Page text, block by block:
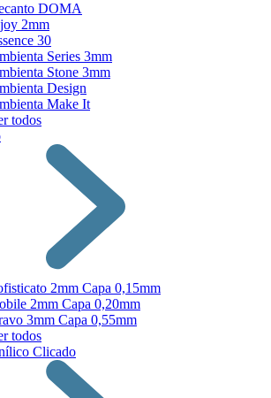
DOMA
2mm
30
Series 3mm
Stone 3mm
Design
Make It
todos
2mm Capa 0,15mm
2mm Capa 0,20mm
3mm Capa 0,55mm
todos
Clicado